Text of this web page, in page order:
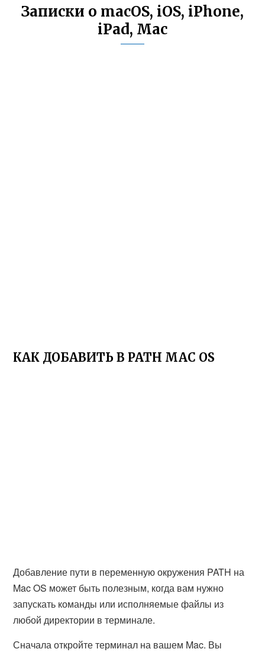
Записки о macOS, iOS, iPhone,
iPad, Mac
КАК ДОБАВИТЬ В PATH MAC OS
Добавление пути в переменную окружения PATH на
Mac OS может быть полезным, когда вам нужно
запускать команды или исполняемые файлы из
любой директории в терминале.
Сначала откройте терминал на вашем Mac. Вы